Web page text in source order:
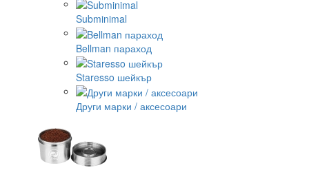
Subminimal
Bellman параход
Staresso шейкър
Други марки / аксесоари